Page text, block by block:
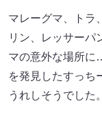
マレーグマ、トラ
リン、レッサーパ
マの意外な場所
を発見したすっ
うれしそうでした。